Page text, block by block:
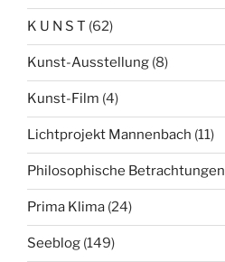
K U N S T (62)
Kunst-Ausstellung (8)
Kunst-Film (4)
Lichtprojekt Mannenbach (11)
Philosophische Betrachtungen
Prima Klima (24)
Seeblog (149)